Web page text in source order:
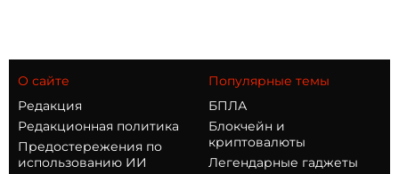
О сайте
Редакция
Редакционная политика
Предостережения по
использованию ИИ
Популярные темы
БПЛА
Блокчейн и
криптовалюты
Легендарные гаджеты